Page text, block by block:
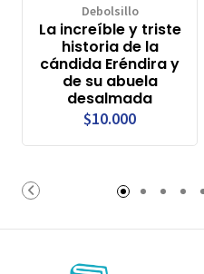
Debolsillo
La increíble y triste
historia de la
cándida Eréndira y
de su abuela
desalmada
$10.000